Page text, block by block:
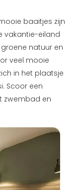
baaitjes zijn
vakantie-eiland
natuur en
veel mooie
in het plaatsje
Scoor een
zwembad en